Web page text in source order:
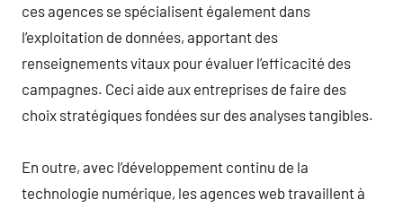
ces agences se spécialisent également dans
l’exploitation de données, apportant des
renseignements vitaux pour évaluer l’efficacité des
campagnes. Ceci aide aux entreprises de faire des
choix stratégiques fondées sur des analyses tangibles.
En outre, avec l’développement continu de la
technologie numérique, les agences web travaillent à